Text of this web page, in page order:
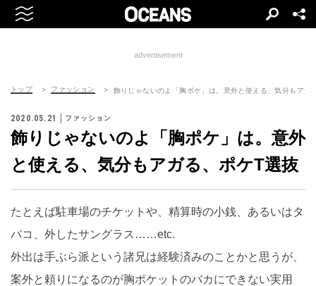
advertisement
トップ ファッション 飾りじゃないのよ「胸ポケ」は。意外と使える、気分もアガ
2020.05.21 ファッション
飾りじゃないのよ「胸ポケ」は。意外
と使える、気分もアガる、ポケT選抜
たとえば駐車場のチケットや、精算時の小銭、あるいはタ
バコ、外したサングラス……etc.
外出は手ぶら派という諸兄は経験済みのことかと思うが、
案外と頼りになるのが胸ポケットのバカにできない実用